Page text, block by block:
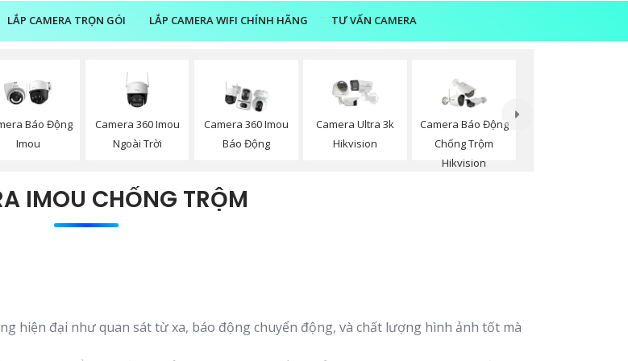
LẮP CAMERA TRỌN GÓI LẮP CAMERA WIFI CHÍNH HÃNG TƯ VẤN CAMERA
Báo Động
Imou
Camera 360 Imou
Ngoài Trời
Camera 360 Imou
Báo Động
Camera Ultra 3k
Hikvision
Camera Báo Động
Chống Trộm
Hikvision
IMOU CHỐNG TRỘM
hiện đại như quan sát từ xa, báo động chuyển động, và chất lượng hình ảnh tốt mà